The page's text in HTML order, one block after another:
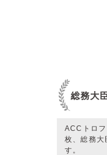
総務大
ACCトロ
枚、総務大
す。